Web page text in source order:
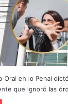
Oral en lo Penal
que ignoró las